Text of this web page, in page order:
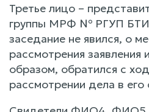
Третье лицо –
группы МРФ № РГУП
заседание не явился, о
рассмотрения
образом, обратился с
рассмотрении дела в его